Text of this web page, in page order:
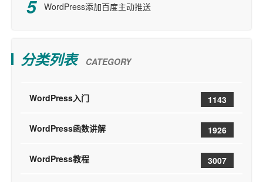
WordPress添加百度主动推送
分类列表 CATEGORY
WordPress入门 1143
WordPress函数讲解 1926
WordPress教程 3007